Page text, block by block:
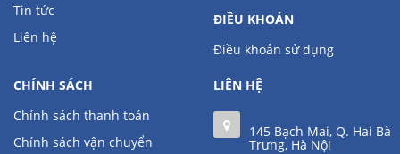
Tin tức
Liên hệ
ĐIỀU KHOẢN
Điều khoản sử dụng
CHÍNH SÁCH
Chính sách thanh toán
Chính sách vận chuyển
LIÊN HỆ
145 Bạch Mai, Q. Hai Bà
Trưng, Hà Nội